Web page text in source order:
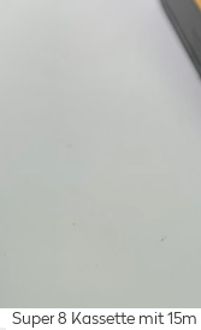
Super 8 Kassette mit